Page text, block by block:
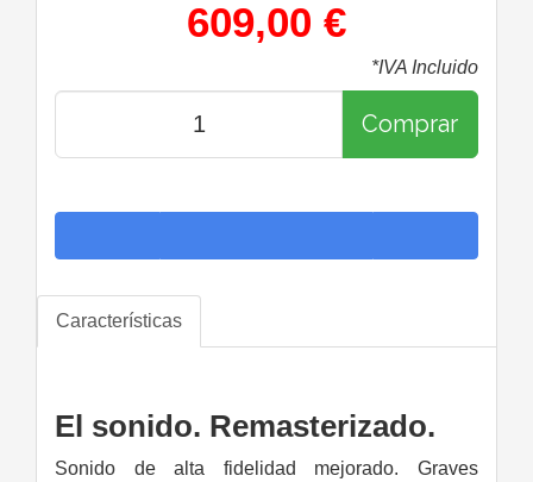
609,00 €
*IVA Incluido
Comprar
Características
El sonido. Remasterizado.
Sonido de alta fidelidad mejorado. Graves